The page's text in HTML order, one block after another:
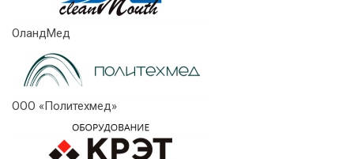
ОландМед
ООО «Политехмед»